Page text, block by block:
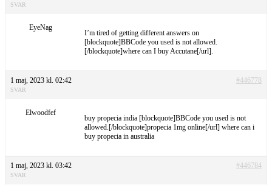
SVAR
EyeNag
I’m tired of getting different answers on
[blockquote]BBCode you used is not allowed.
[/blockquote]where can I buy Accutane[/url].
1 maj, 2023 kl. 02:42 #446778
SVAR
Elwoodfef
buy propecia india [blockquote]BBCode you used is not
allowed.[/blockquote]propecia 1mg online[/url] where can i
buy propecia in australia
1 maj, 2023 kl. 03:42 #446784
SVAR